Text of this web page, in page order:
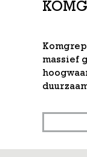
massief